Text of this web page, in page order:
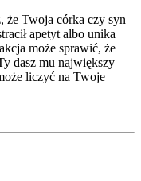
że Twoja córka czy syn
apetyt albo unika
może sprawić, że
dasz mu największy
liczyć na Twoje